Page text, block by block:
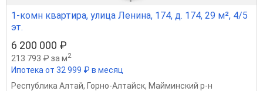
1-комн квартира, улица Ленина, 174, д. 174, 29 м², 4/5
эт.
6 200 000 ₽
213 793 ₽ за м2
Ипотека от 32 999 ₽ в месяц
Республика Алтай, Горно-Алтайск, Майминский р-н